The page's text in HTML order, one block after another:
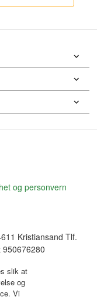
og personvern
Kristiansand Tlf.
slik at
og
Vi